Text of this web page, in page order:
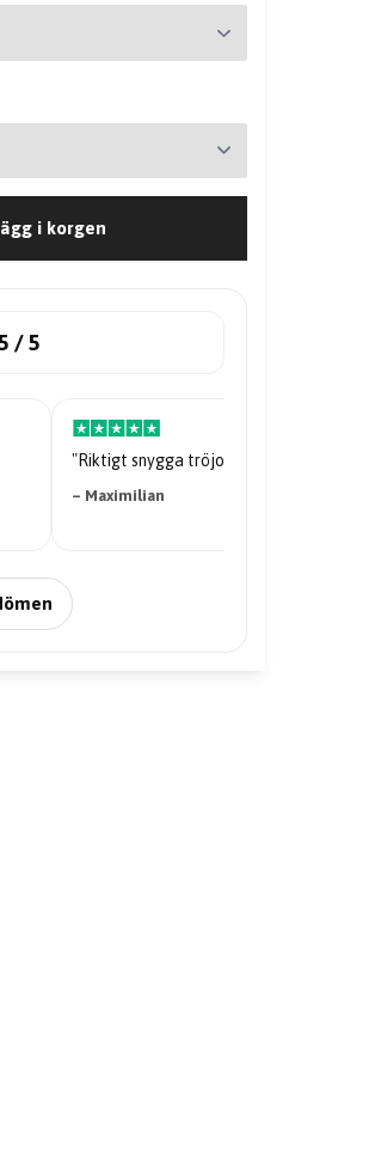
i korgen
/ 5
"Kvaliteten på tröjan är
– Nabil Abdi